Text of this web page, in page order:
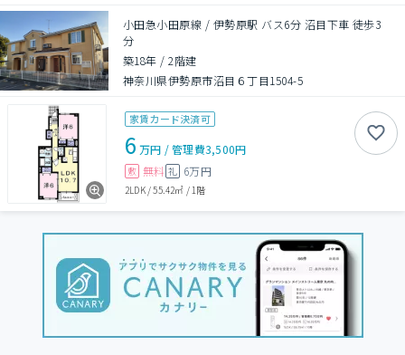
小田急小田原線 / 伊勢原駅 バス6分 沼目下車 徒歩3
分
築18年 /2階建
神奈川県伊勢原市沼目６丁目1504-5
家賃カード決済可
6 万円 /管理費3,500円
敷 無料 礼 6万円
2LDK/55.42㎡ /1階